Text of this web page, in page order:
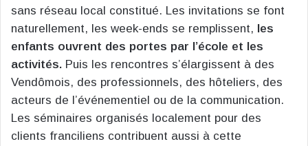
sans réseau local constitué. Les invitations se font
naturellement, les week-ends se remplissent, les
enfants ouvrent des portes par l’école et les
activités. Puis les rencontres s’élargissent à des
Vendômois, des professionnels, des hôteliers, des
acteurs de l’événementiel ou de la communication.
Les séminaires organisés localement pour des
clients franciliens contribuent aussi à cette